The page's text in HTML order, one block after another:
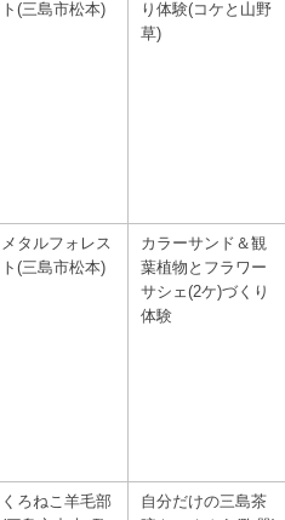
ト(三島市松本)
り体験(コケと山野
草)
メタルフォレス
ト(三島市松本)
カラーサンド＆観
葉植物とフラワー
サシェ(2ケ)づくり
体験
くろねこ羊毛部
自分だけの三島茶